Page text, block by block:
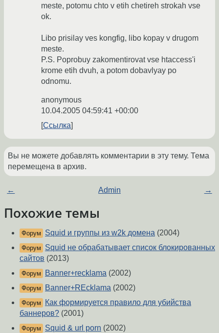
meste, potomu chto v etih chetireh strokah vse
ok.
Libo prisilay ves kongfig, libo kopay v drugom
meste.
P.S. Poprobuy zakomentirovat vse htaccess'i
krome etih dvuh, a potom dobavlyay po
odnomu.
anonymous
10.04.2005 04:59:41 +00:00
Ссылка
Вы не можете добавлять комментарии в эту тему. Тема
перемещена в архив.
← Admin →
Похожие темы
Форум Squid и группы из w2k домена (2004)
Форум
Squid не обрабатывает список блокированных
сайтов (2013)
Форум Banner+recklama (2002)
Форум Banner+REcklama (2002)
Форум
Как формируется правило для убийства
баннеров? (2001)
Форум Squid & url porn (2002)